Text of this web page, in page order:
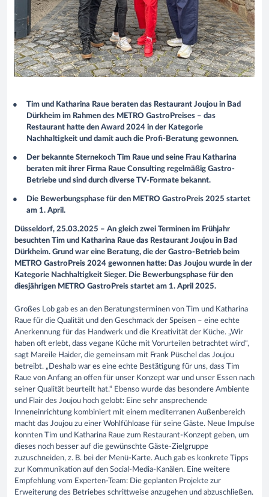
Tim und Katharina Raue beraten das Restaurant Joujou in Bad
Dürkheim im Rahmen des METRO GastroPreises – das
Restaurant hatte den Award 2024 in der Kategorie
Nachhaltigkeit und damit auch die Profi-Beratung gewonnen.
Der bekannte Sternekoch Tim Raue und seine Frau Katharina
beraten mit ihrer Firma Raue Consulting regelmäßig Gastro-
Betriebe und sind durch diverse TV-Formate bekannt.
Die Bewerbungsphase für den METRO GastroPreis 2025 startet
am 1. April.
Düsseldorf, 25.03.2025 – An gleich zwei Terminen im Frühjahr
besuchten Tim und Katharina Raue das Restaurant Joujou in Bad
Dürkheim. Grund war eine Beratung, die der Gastro-Betrieb beim
METRO GastroPreis 2024 gewonnen hatte: Das Joujou wurde in der
Kategorie Nachhaltigkeit Sieger. Die Bewerbungsphase für den
diesjährigen METRO GastroPreis startet am 1. April 2025.
Großes Lob gab es an den Beratungsterminen von Tim und Katharina
Raue für die Qualität und den Geschmack der Speisen – eine echte
Anerkennung für das Handwerk und die Kreativität der Küche. „Wir
haben oft erlebt, dass vegane Küche mit Vorurteilen betrachtet wird“,
sagt Mareile Haider, die gemeinsam mit Frank Püschel das Joujou
betreibt. „Deshalb war es eine echte Bestätigung für uns, dass Tim
Raue von Anfang an offen für unser Konzept war und unser Essen nach
seiner Qualität beurteilt hat.“ Ebenso wurde das besondere Ambiente
und Flair des Joujou hoch gelobt: Eine sehr ansprechende
Inneneinrichtung kombiniert mit einem mediterranen Außenbereich
macht das Joujou zu einer Wohlfühloase für seine Gäste. Neue Impulse
konnten Tim und Katharina Raue zum Restaurant-Konzept geben, um
dieses noch besser auf die gewünschte Gäste-Zielgruppe
zuzuschneiden, z. B. bei der Menü-Karte. Auch gab es konkrete Tipps
zur Kommunikation auf den Social-Media-Kanälen. Eine weitere
Empfehlung vom Experten-Team: Die geplanten Projekte zur
Erweiterung des Betriebes schrittweise anzugehen und abzuschließen.